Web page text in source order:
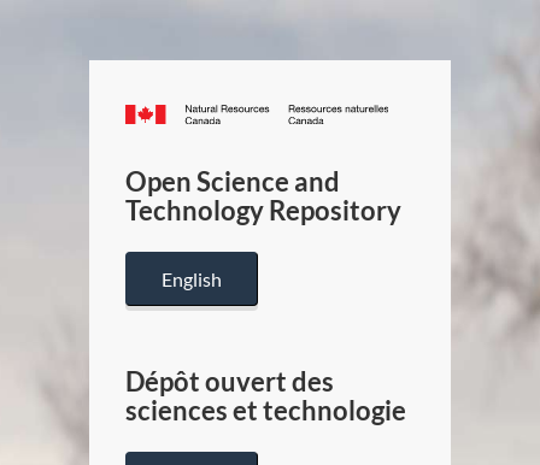
Canada.ca
/
Canada
Open Science and
Technology Repository
English
Dépôt ouvert des
sciences et technologie